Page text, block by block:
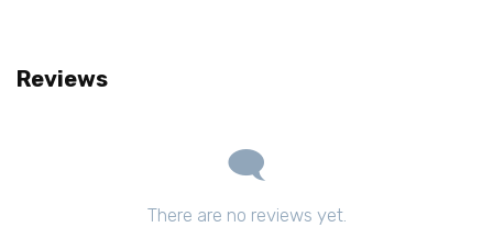
Reviews
There are no reviews yet.